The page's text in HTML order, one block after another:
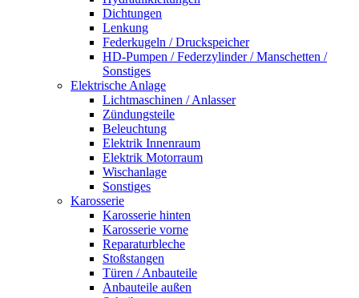
Dichtungen
Lenkung
Federkugeln / Druckspeicher
HD-Pumpen / Federzylinder / Manschetten /
Sonstiges
Elektrische Anlage
Lichtmaschinen / Anlasser
Zündungsteile
Beleuchtung
Elektrik Innenraum
Elektrik Motorraum
Wischanlage
Sonstiges
Karosserie
Karosserie hinten
Karosserie vorne
Reparaturbleche
Stoßstangen
Türen / Anbauteile
Anbauteile außen